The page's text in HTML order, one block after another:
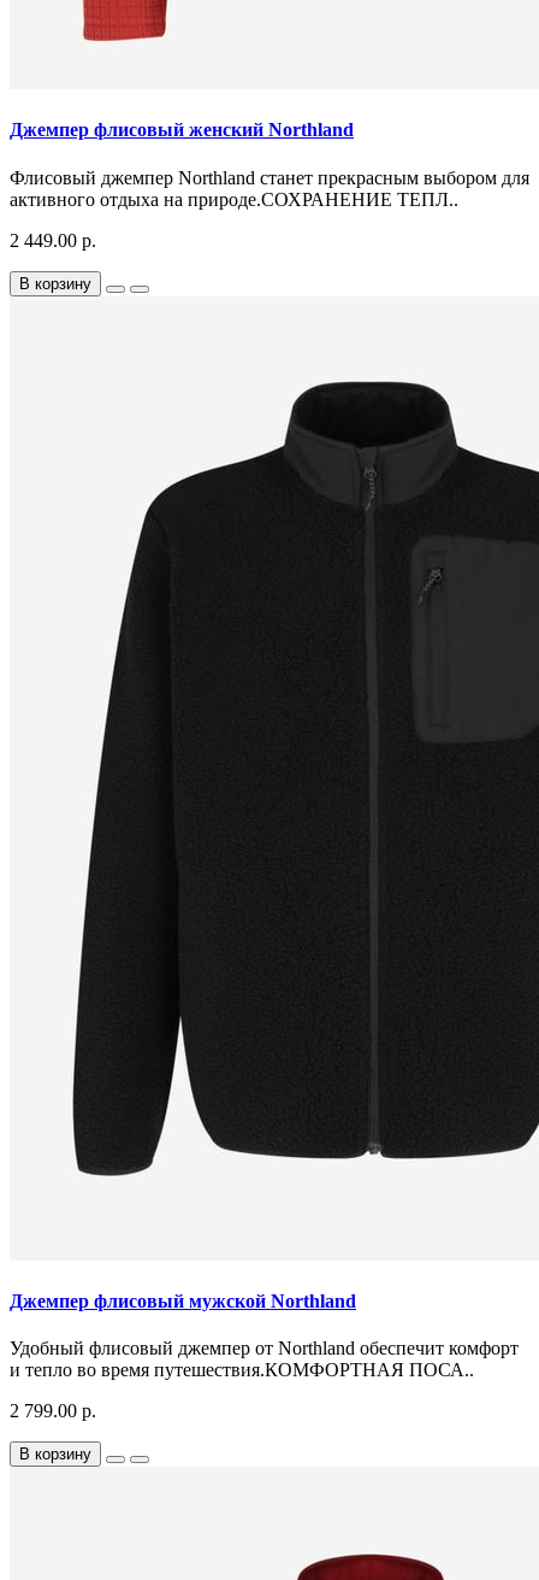
Джемпер флисовый женский Northland
Флисовый джемпер Northland станет прекрасным выбором для
активного отдыха на природе.СОХРАНЕНИЕ ТЕПЛ..
2 449.00 р.
В корзину
Джемпер флисовый мужской Northland
Удобный флисовый джемпер от Northland обеспечит комфорт
и тепло во время путешествия.КОМФОРТНАЯ ПОСА..
2 799.00 р.
В корзину